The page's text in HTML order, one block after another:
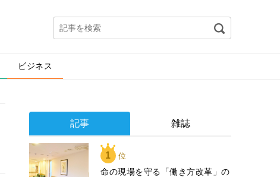
ビジネス
記事 雑誌
1 位
​命の現場を守る「働き方改革」の